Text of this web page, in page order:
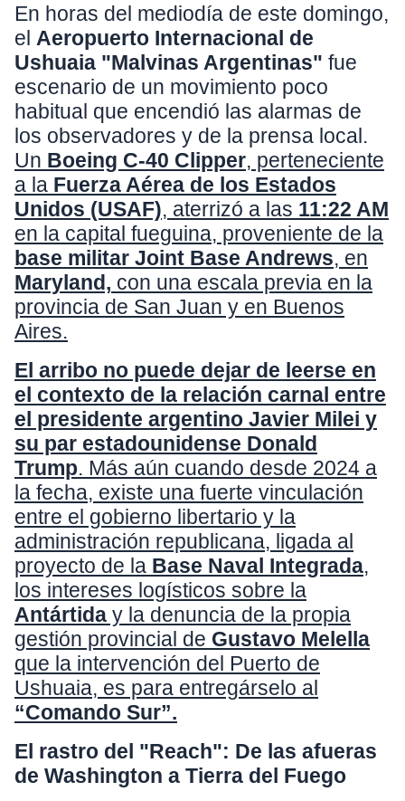
En horas del mediodía de este domingo,
el Aeropuerto Internacional de
Ushuaia "Malvinas Argentinas" fue
escenario de un movimiento poco
habitual que encendió las alarmas de
los observadores y de la prensa local.
Un Boeing C-40 Clipper, perteneciente
a la Fuerza Aérea de los Estados
Unidos (USAF), aterrizó a las 11:22 AM
en la capital fueguina, proveniente de la
base militar Joint Base Andrews, en
Maryland, con una escala previa en la
provincia de San Juan y en Buenos
Aires.
El arribo no puede dejar de leerse en
el contexto de la relación carnal entre
el presidente argentino Javier Milei y
su par estadounidense Donald
Trump. Más aún cuando desde 2024 a
la fecha, existe una fuerte vinculación
entre el gobierno libertario y la
administración republicana, ligada al
proyecto de la Base Naval Integrada,
los intereses logísticos sobre la
Antártida y la denuncia de la propia
gestión provincial de Gustavo Melella
que la intervención del Puerto de
Ushuaia, es para entregárselo al
“Comando Sur”.
El rastro del "Reach": De las afueras
de Washington a Tierra del Fuego